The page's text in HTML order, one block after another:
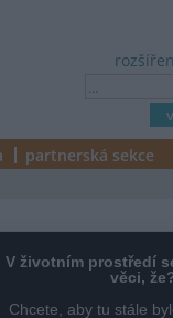
partnerská sekce